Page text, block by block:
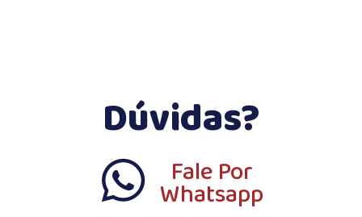
Dúvidas?
Fale Por
Whatsapp